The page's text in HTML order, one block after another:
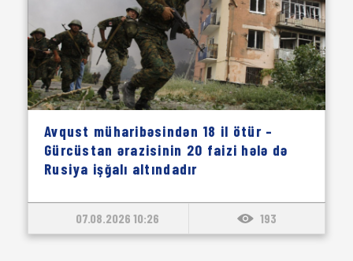
Avqust müharibəsindən 18 il ötür –
Gürcüstan ərazisinin 20 faizi hələ də
Rusiya işğalı altındadır
07.08.2026 10:26 193